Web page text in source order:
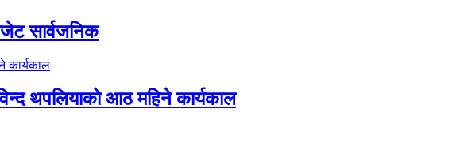
सार्वजनिक
थपलियाको आठ महिने कार्यकाल